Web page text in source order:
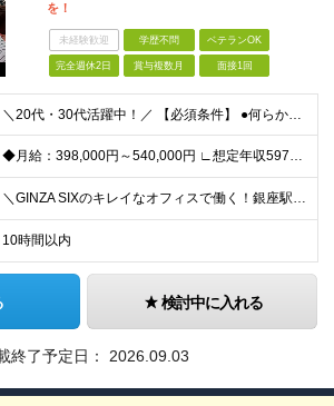
を！
未経験歓迎 学歴不問 ベテランOK
完全週休2日 賞与複数月 面接1回
＼20代・30代活躍中！／ 【必須条件】 ●何らかのデジタルマーケティング実務経験（toB・toC不問） ※学歴不問 ≪こんな方にぴったりです！≫ ★MA/CRMツールの設計・運用実務経験（1年以上
◆月給：398,000円～540,000円 ∟想定年収597万円～810万円 ※経験・スキルにより、給与額を決定します ※上記月給には固定残業代（月20時間分/53,600円～72,800円）を含み
＼GINZA SIXのキレイなオフィスで働く！銀座駅・東銀座駅から徒歩1分／ ★東京都中央区銀座6-10-1 GINZA SIX 9F (変更の範囲)上記を除く当社関連勤務地
10時間以内
検討中に入れる
終了予定日： 2026.09.03